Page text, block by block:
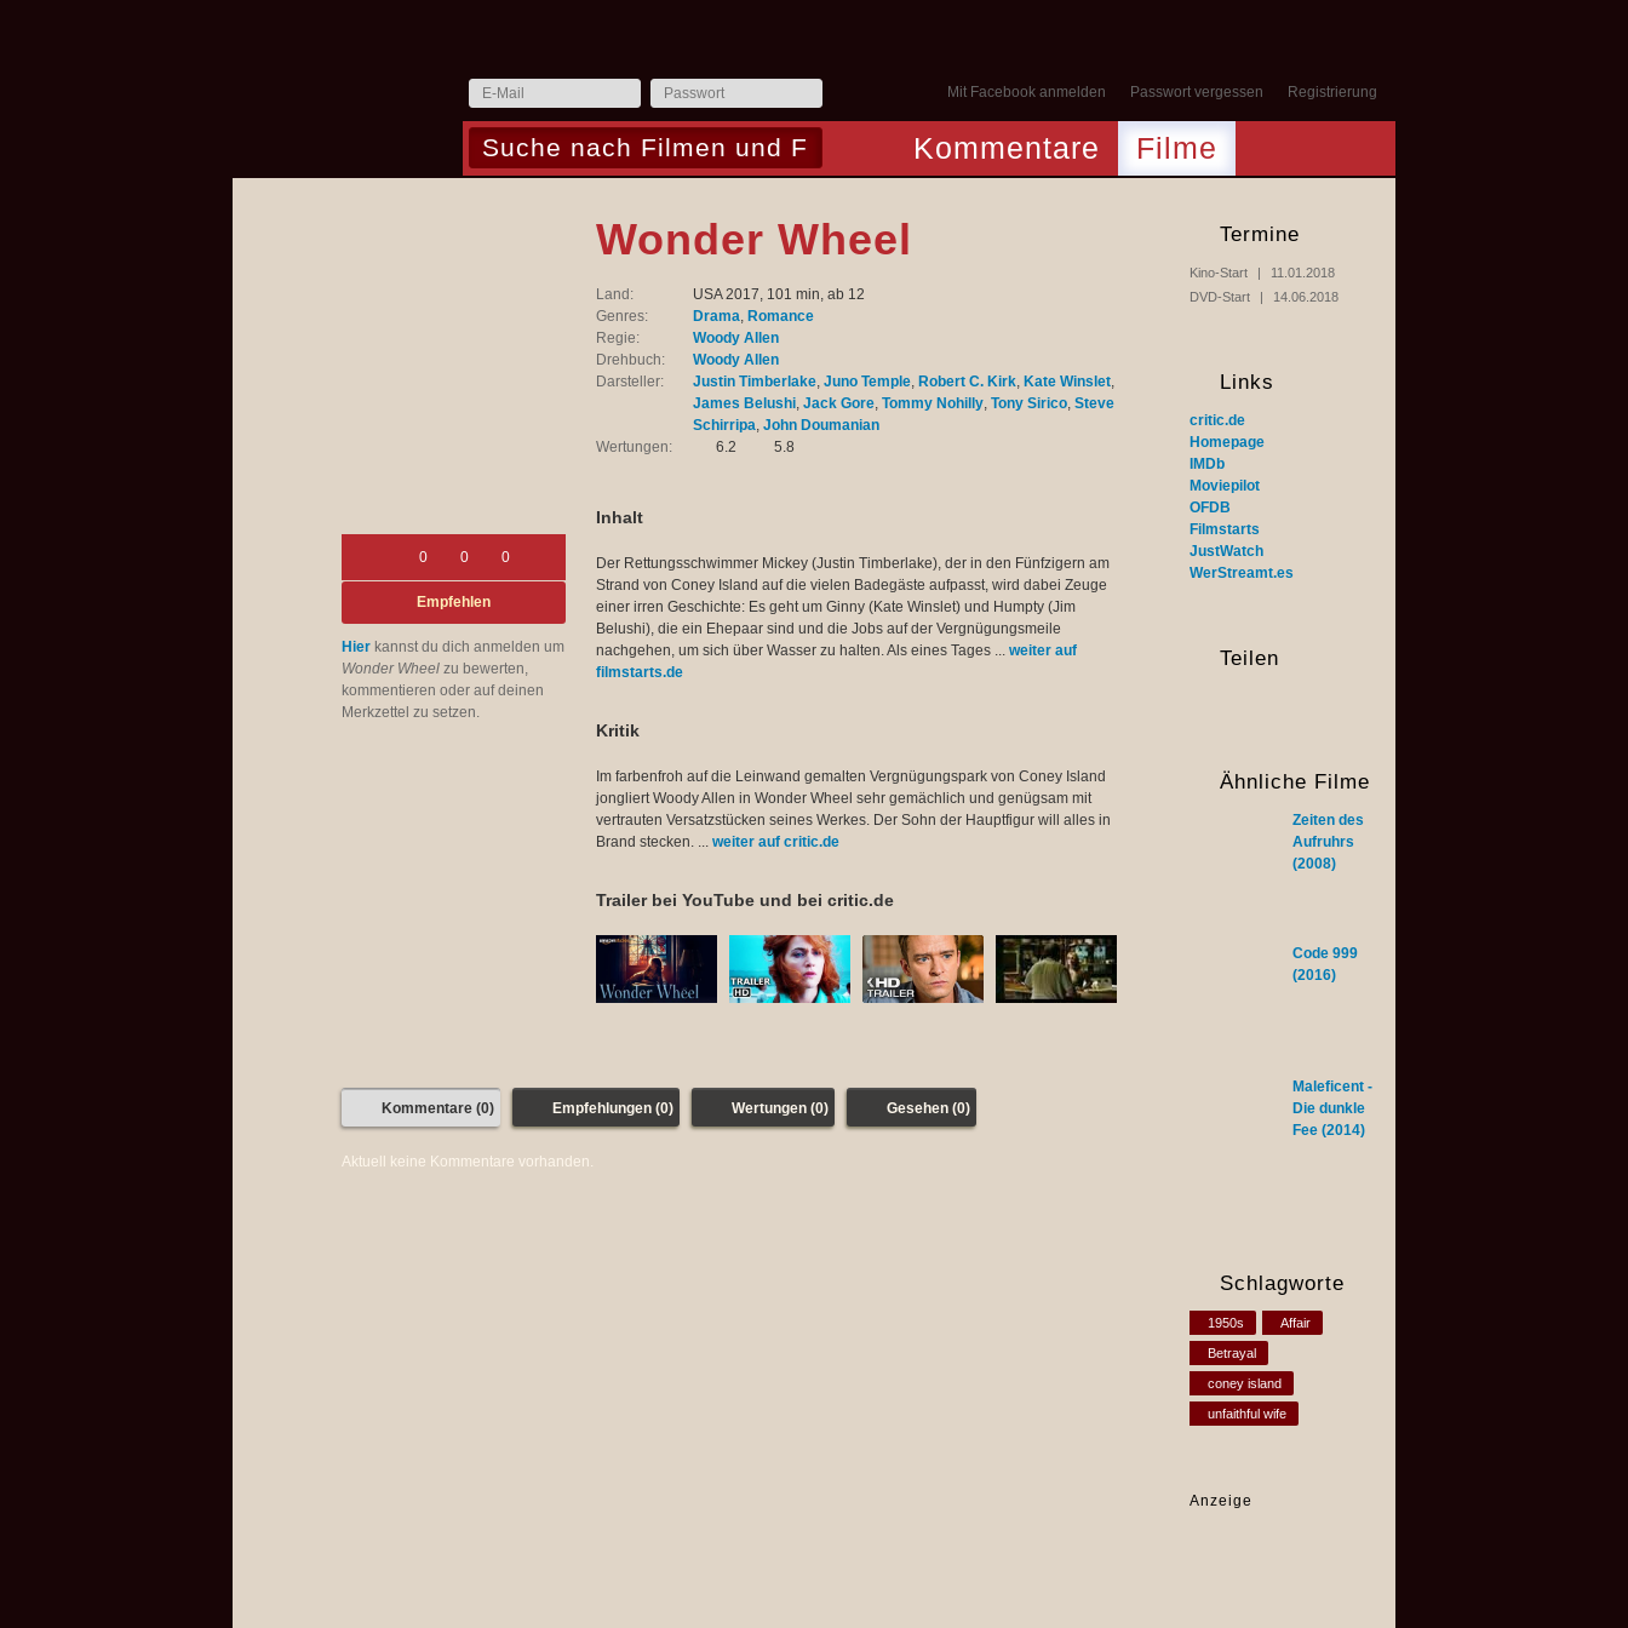
Mit Facebook anmelden Passwort vergessen Registrierung
Kommentare Filme
0 0 0
Empfehlen
Hier kannst du dich anmelden um
Wonder Wheel zu bewerten,
kommentieren oder auf deinen
Merkzettel zu setzen.
Wonder Wheel
Land:
USA 2017, 101 min, ab 12
Genres:
Drama, Romance
Regie:
Woody Allen
Drehbuch:
Woody Allen
Darsteller:
Justin Timberlake, Juno Temple, Robert C. Kirk, Kate Winslet,
James Belushi, Jack Gore, Tommy Nohilly, Tony Sirico, Steve
Schirripa, John Doumanian
Wertungen:
6.2 5.8
Inhalt
Der Rettungsschwimmer Mickey (Justin Timberlake), der in den Fünfzigern am
Strand von Coney Island auf die vielen Badegäste aufpasst, wird dabei Zeuge
einer irren Geschichte: Es geht um Ginny (Kate Winslet) und Humpty (Jim
Belushi), die ein Ehepaar sind und die Jobs auf der Vergnügungsmeile
nachgehen, um sich über Wasser zu halten. Als eines Tages ... weiter auf
filmstarts.de
Kritik
Im farbenfroh auf die Leinwand gemalten Vergnügungspark von Coney Island
jongliert Woody Allen in Wonder Wheel sehr gemächlich und genügsam mit
vertrauten Versatzstücken seines Werkes. Der Sohn der Hauptfigur will alles in
Brand stecken. ... weiter auf critic.de
Trailer bei YouTube und bei critic.de
Kommentare (0) Empfehlungen (0) Wertungen (0) Gesehen (0)
Aktuell keine Kommentare vorhanden.
Termine
Kino-Start
11.01.2018
DVD-Start
14.06.2018
Links
critic.de
Homepage
IMDb
Moviepilot
OFDB
Filmstarts
JustWatch
WerStreamt.es
Teilen
Ähnliche Filme
Zeiten des
Aufruhrs
(2008)
Code 999
(2016)
Maleficent -
Die dunkle
Fee (2014)
Schlagworte
1950s Affair
Betrayal
coney island
unfaithful wife
Anzeige